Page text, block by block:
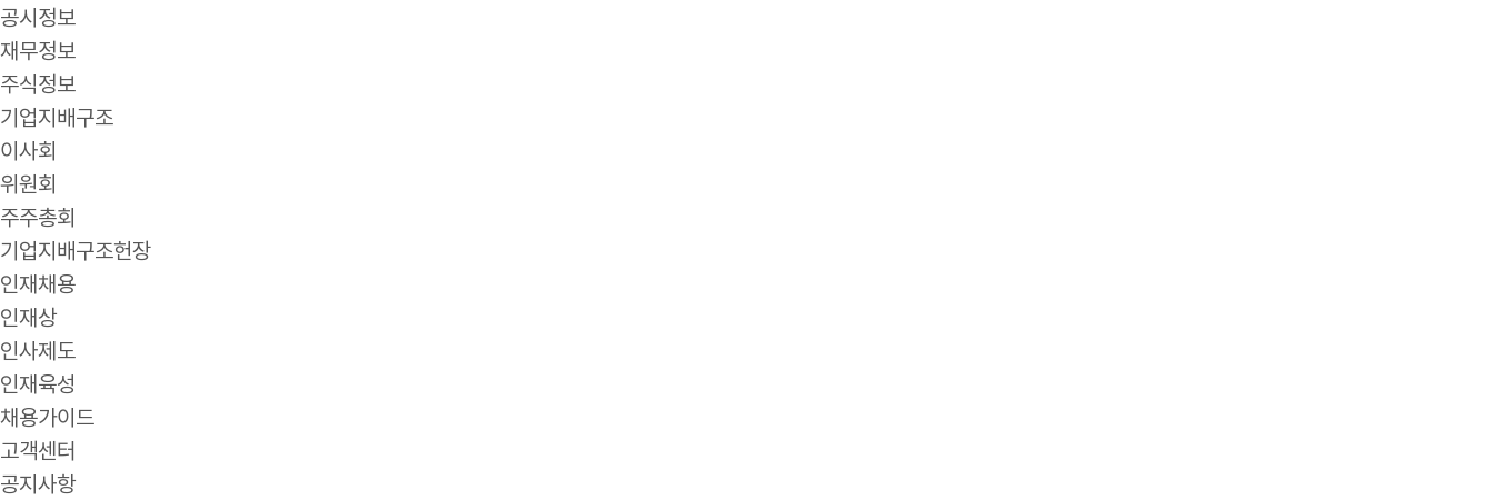
공시정보
재무정보
주식정보
기업지배구조
이사회
위원회
주주총회
기업지배구조헌장
인재채용
인재상
인사제도
인재육성
채용가이드
고객센터
공지사항